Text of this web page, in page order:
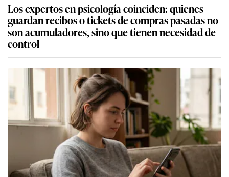
Los expertos en psicología coinciden: quienes
guardan recibos o tickets de compras pasadas no
son acumuladores, sino que tienen necesidad de
control